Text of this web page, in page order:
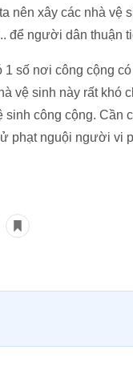
nên xây các nhà vệ
để người dân thuận
số nơi công cộng
vệ sinh này rất khó
công cộng. Cần
phạt nguội người vi